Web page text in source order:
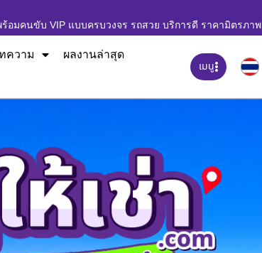
ร้อมคนขับ VIP แบบครบวงจร รถสวย บริการดี ราคามิตรภาพ
ความ
ผลงานล่าสุด
เมนู